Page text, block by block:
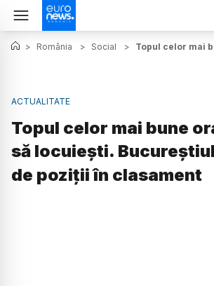
> România > Social > Topul celor mai
ACTUALITATE
Topul celor mai bune
să locuiești.
de poziții în clasament